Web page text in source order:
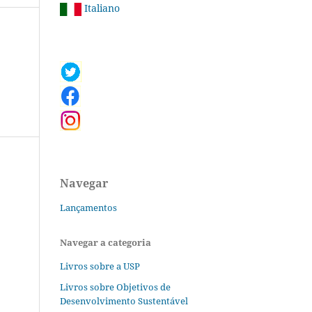
Italiano
Navegar
Lançamentos
Navegar a categoria
Livros sobre a USP
Livros sobre Objetivos de
Desenvolvimento Sustentável